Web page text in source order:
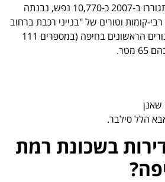
שכונת יזרעאליה, שבה התגוררו ב-2007 כ-10,770 נפש, נבנתה
קומות וטורים של "בנייני רכבת ברחוב
סילבר גם נבנו מגדלי המגורים הראשונים בחיפה (במספרים 111
שאנן
הלל סילבר.
בשכונת רמת